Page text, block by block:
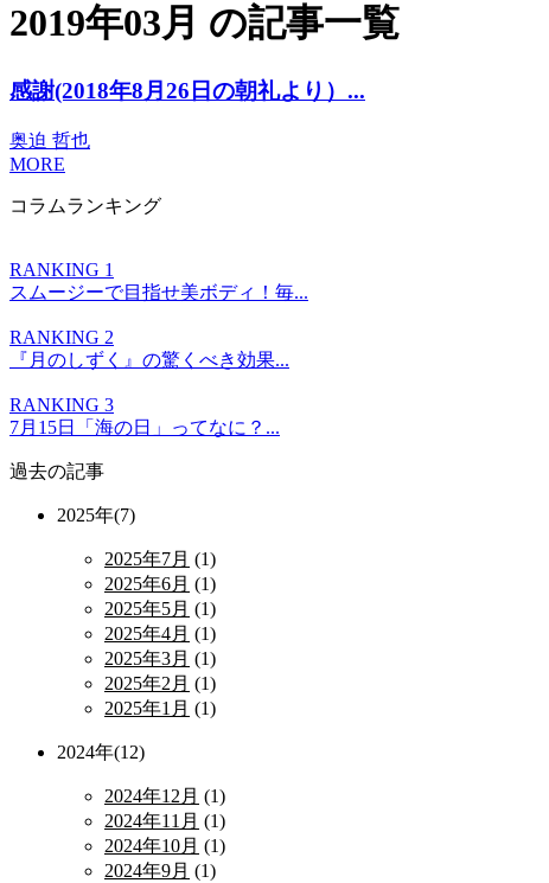
2019年03月 の記事一覧
感謝(2018年8月26日の朝礼より）...
奥迫 哲也
MORE
コラムランキング
RANKING 1
スムージーで目指せ美ボディ！毎...
RANKING 2
『月のしずく』の驚くべき効果...
RANKING 3
7月15日「海の日」ってなに？...
過去の記事
2025年(7)
2025年7月 (1)
2025年6月 (1)
2025年5月 (1)
2025年4月 (1)
2025年3月 (1)
2025年2月 (1)
2025年1月 (1)
2024年(12)
2024年12月 (1)
2024年11月 (1)
2024年10月 (1)
2024年9月 (1)